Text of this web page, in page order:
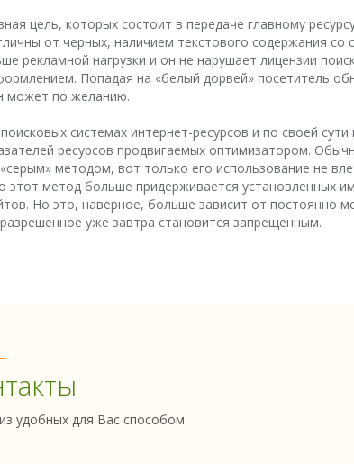
цель, которых состоит в передаче главному
от черных, наличием текстового содержания со
нагрузки и он не нарушает лицензии
Попадая на «белый дорвей» посетитель
может по желанию.
системах интернет-ресурсов и по своей сути
ресурсов продвигаемых оптимизатором.
методом, вот только его использование не
метод больше придерживается установленных
Но это, наверное, больше зависит от постоянно
уже завтра становится запрещенным.
удобных для Вас способом.